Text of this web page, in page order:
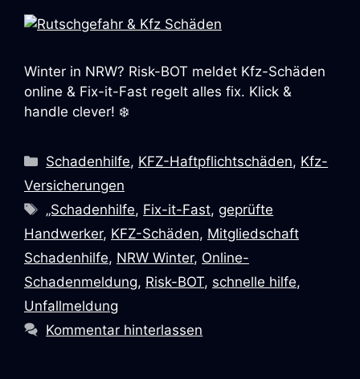
Winter in NRW? Risk-BOT meldet Kfz-Schäden
online & Fix-it-Fast regelt alles fix. Klick &
handle clever! ❄️
Schadenhilfe, KFZ-Haftpflichtschäden, Kfz-
Versicherungen
„Schadenhilfe, Fix-it-Fast,geprüfte
Handwerker, KFZ-Schäden, Mitgliedschaft
Schadenhilfe, NRW Winter, Online-
Schadenmeldung, Risk-BOT, schnelle hilfe,
Unfallmeldung
Kommentar hinterlassen